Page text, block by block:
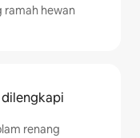
ramah hewan
renang